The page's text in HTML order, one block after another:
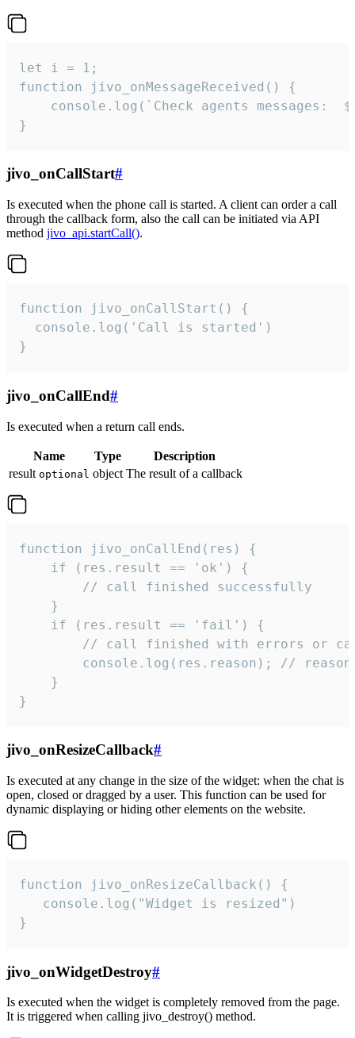
let i = 1;
function jivo_onMessageReceived() {
}
jivo_onCallStart#
Is executed when the phone call is started. A client can order a call
through the callback form, also the call can be initiated via API
method jivo_api.startCall().
function jivo_onCallStart() {
  console.log('Call is started')
}
jivo_onCallEnd#
Is executed when a return call ends.
Name Type
Description
result optional object The result of a callback
function jivo_onCallEnd(res) {
    if (res.result == 'ok') {
        // call finished successfully
    }
    if (res.result == 'fail') {
// call finished with errors or
console.log(res.reason); //
    }
}
jivo_onResizeCallback#
Is executed at any change in the size of the widget: when the chat is
open, closed or dragged by a user. This function can be used for
dynamic displaying or hiding other elements on the website.
function jivo_onResizeCallback() {
   console.log("Widget is resized")
}
jivo_onWidgetDestroy#
Is executed when the widget is completely removed from the page.
It is triggered when calling jivo_destroy() method.